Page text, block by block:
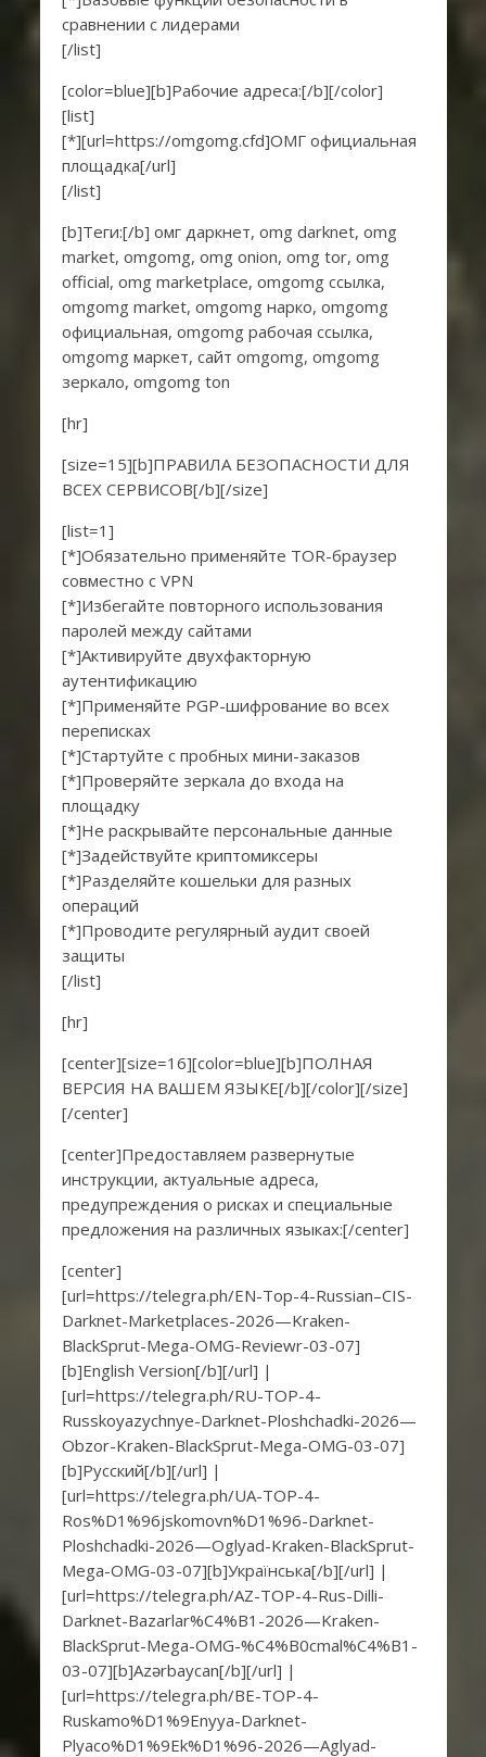
сравнении с лидерами
[/list]
[color=blue][b]Рабочие адреса:[/b][/color]
[list]
[*][url=https://omgomg.cfd]ОМГ официальная
площадка[/url]
[/list]
[b]Теги:[/b] омг даркнет, omg darknet, omg
market, omgomg, omg onion, omg tor, omg
official, omg marketplace, omgomg ссылка,
omgomg market, omgomg нарко, omgomg
официальная, omgomg рабочая ссылка,
omgomg маркет, сайт omgomg, omgomg
зеркало, omgomg ton
[hr]
[size=15][b]ПРАВИЛА БЕЗОПАСНОСТИ ДЛЯ
ВСЕХ СЕРВИСОВ[/b][/size]
[list=1]
[*]Обязательно применяйте TOR-браузер
совместно с VPN
[*]Избегайте повторного использования
паролей между сайтами
[*]Активируйте двухфакторную
аутентификацию
[*]Применяйте PGP-шифрование во всех
переписках
[*]Стартуйте с пробных мини-заказов
[*]Проверяйте зеркала до входа на
площадку
[*]Не раскрывайте персональные данные
[*]Задействуйте криптомиксеры
[*]Разделяйте кошельки для разных
операций
[*]Проводите регулярный аудит своей
защиты
[/list]
[hr]
[center][size=16][color=blue][b]ПОЛНАЯ
ВЕРСИЯ НА ВАШЕМ ЯЗЫКЕ[/b][/color][/size]
[/center]
[center]Предоставляем развернутые
инструкции, актуальные адреса,
предупреждения о рисках и специальные
предложения на различных языках:[/center]
[center]
[url=https://telegra.ph/EN-Top-4-Russian–CIS-
Darknet-Marketplaces-2026—Kraken-
BlackSprut-Mega-OMG-Reviewr-03-07]
[b]English Version[/b][/url] |
[url=https://telegra.ph/RU-TOP-4-
Russkoyazychnye-Darknet-Ploshchadki-2026—
Obzor-Kraken-BlackSprut-Mega-OMG-03-07]
[b]Русский[/b][/url] |
[url=https://telegra.ph/UA-TOP-4-
Ros%D1%96jskomovn%D1%96-Darknet-
Ploshchadki-2026—Oglyad-Kraken-BlackSprut-
Mega-OMG-03-07][b]Українська[/b][/url] |
[url=https://telegra.ph/AZ-TOP-4-Rus-Dilli-
Darknet-Bazarlar%C4%B1-2026—Kraken-
BlackSprut-Mega-OMG-%C4%B0cmal%C4%B1-
03-07][b]Azərbaycan[/b][/url] |
[url=https://telegra.ph/BE-TOP-4-
Ruskamo%D1%9Enyya-Darknet-
Plyaco%D1%9Ek%D1%96-2026—Aglyad-